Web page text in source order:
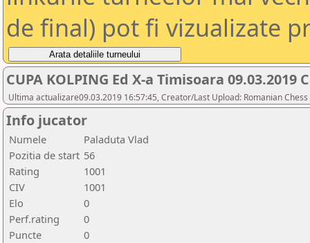
de final) pot fi vizualizate
CUPA KOLPING Ed X-a Timisoara 09.03.2019
Ultima actualizare09.03.2019 16:57:45, Creator/Last Upload: Romanian
Info jucator
Numele
Paladuta Vlad
Pozitia de start 56
Rating
1001
CIV
1001
Elo
0
Perf.rating
0
Puncte
0